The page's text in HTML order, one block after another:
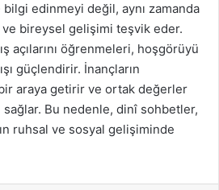
bilgi edinmeyi değil, aynı zamanda
ve bireysel gelişimi teşvik eder.
açılarını öğrenmeleri, hoşgörüyü
güçlendirir. İnançların
bir araya getirir ve ortak değerler
sağlar. Bu nedenle, dinî sohbetler,
ruhsal ve sosyal gelişiminde